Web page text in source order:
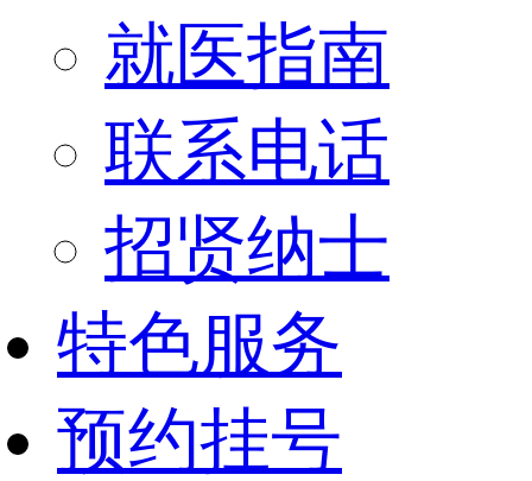
就医指南
联系电话
招贤纳士
特色服务
预约挂号